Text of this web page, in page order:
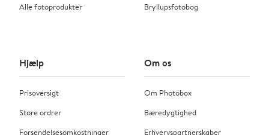
Alle fotoprodukter
Bryllupsfotobog
Hjælp
Prisoversigt
Store ordrer
Forsendelsesomkostninger
Om os
Om Photobox
Bæredygtighed
Erhvervspartnerskaber